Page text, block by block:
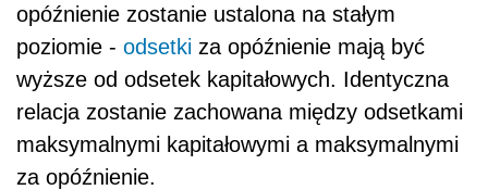
opóźnienie zostanie ustalona na stałym
poziomie - odsetki za opóźnienie mają być
wyższe od odsetek kapitałowych. Identyczna
relacja zostanie zachowana między odsetkami
maksymalnymi kapitałowymi a maksymalnymi
za opóźnienie.